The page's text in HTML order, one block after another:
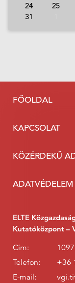
24
25
31
FŐOLDAL
KAPCSOLAT
KÖZÉRDEKŰ
ADATVÉDELEM
ELTE
Kutatóközpont –
Cím:
Telefon:
+36
E-mail: